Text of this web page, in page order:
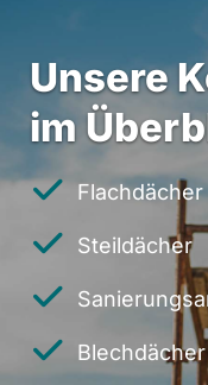
Unsere
im
Flachdächer
Steildächer
Blechdächer